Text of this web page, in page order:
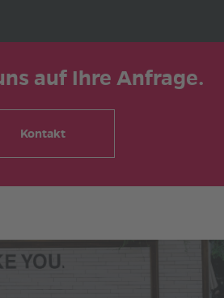
auf Ihre Anfrage.
Kontakt